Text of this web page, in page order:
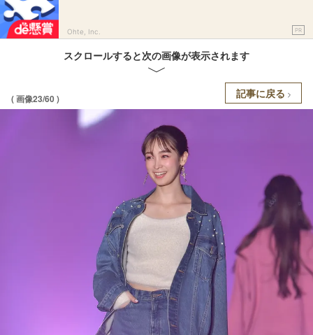
Ohte, Inc. PR
スクロールすると次の画像が表示されます
( 画像23/60 ) 記事に戻る